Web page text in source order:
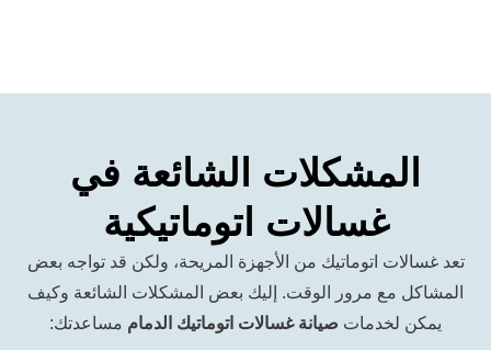
الشائعة في
غسالات اتوماتيكية
اتوماتيك من الأجهزة المريحة، ولكن قد تواجه بعض
مرور الوقت. إليك بعض المشكلات الشائعة وكيف
صيانة غسالات اتوماتيك الدماممساعدتك: